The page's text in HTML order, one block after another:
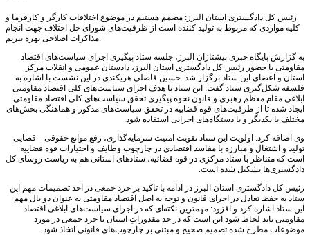
رئیس کل دادگستری استان البرز: مصمم هستیم در موضوع اختلافات کارگر و کارفرما و
کلیه مواردی که مربوط به تولید کننده است از ظرفیت‌های شورای حل اختلاف جهت انجام
مذاکرات اصلاحی بهره ببریم.
به گزارش پایگاه خبری پیشتازان البرز، جلسه ستاد پیگیری اجرای سیاست‌های اقتصاد
مقاومتی با حضور رئیس کل دادگستری استان البرز، دادستان عمومی و انقلاب مرکز
استان و اعضای این ستاد برگزار شد. حسین فاصلی هریکندی در این نشست با اشاره به
فلسفه شکل‌گیری ستاد گفت: این ستاد با هدف اجرای سیاست‌های کلی اقتصاد مقاومتی
ابلاغی مقام معظم رهبری و قانون نحوه پیگیری تحقق سیاست‌های کلی اقتصاد مقاومتی
ایجاد شده تا از ظرفیت‌های قوه قضاییه در تحقق سیاست‌های مذکور و هماهنگی بخش‌های
مختلف با یکدیگر و با دستگاه‌های اجرایی استفاده شود.
وی اضافه کرد: اولویت این ستاد تقویت امنیت سرمایه‌گذاری، رفع موانع حقوقی – قضایی
تولید و اشتغال و مبارزه با مفاسد اقتصادی در چارچوب وظایف و اختیارات قوه قضاییه
است که متناظر با ستاد مرکزی در قوه قضائیه، ستادهای استانی هم به ریاست روسای کل
دادگستری‌ها تشکیل شده است.
رئیس کل دادگستری استان البرز در ادامه با تاکید بر خرد جمعی در اخذ تصمیمات مهم این
ستاد به حفظ تعادل در اجرای قانون و توجه به اصل اقتصاد مقاومتی به عنوان دو بال مهم
این ستاد اشاره کرد و افزود: مهمترین نکته‌ای که در اجرای سیاست‌های ابلاغی اقتصاد
مقاومتی باید لحاظ شود این است که در حد مقدوراتِ استان با خرد جمعی در مورد
موضوعات مطرح شده تصمیم صحیح و مبتنی بر چارچوب‌های قانونی اتخاذ شود.